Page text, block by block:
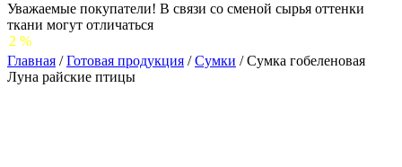
Уважаемые покупатели! В связи со сменой сырья оттенки
ткани могут отличаться
Главная /Готовая продукция /Сумки /Сумка гобеленовая
Луна райские птицы